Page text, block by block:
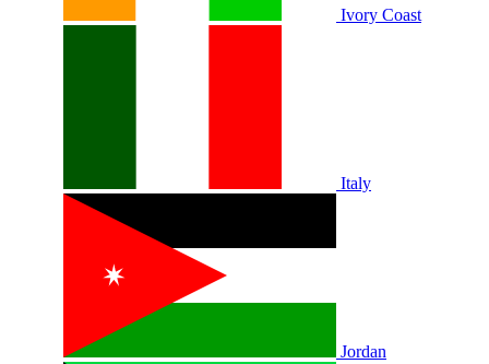
Ivory Coast
Italy
Jordan